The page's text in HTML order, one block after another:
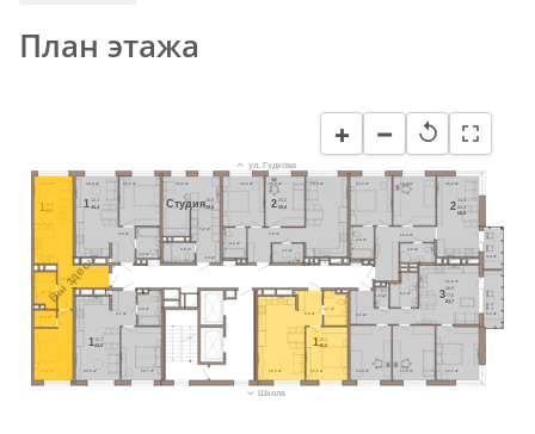
План этажа
+ − ↺
12,4 м² 11,8 м²
4,3 м²
19,9 м²
4,7 м²
13,1 м²
22,2 м²
5,0 м²
12,1 м²
4,4 м²
4,6 м²
19,3 м²
12,7 м²
13,6 м²
4,6 м²
4,8 м²
20,8 м²
4,7 м²
3,5 м²
7,9 м²
13,4 м² 13,8 м² 13,7 м²
12,2 м² 12,4 м² 20,2 м²
11,0 м²
21,0 м²
4,0 м²
6,1 м²
4,4 м²
4,6 м²
5,1 м²
9,0 м²
1,6 м²
20,3 м²
8,9 м²
5,6 м²
3,8 м²
15,6 м²
3,0 м²
1
12,7
43,0
1
13,6
49,7
1 12,1
40,4
Cтудия15,6
28,0
224,2
59,8
2
24,6
64,4
68,8
3
40,9
77,6
83,7
1
13,1
45,0
Вы здесь
ул. Гудкова
Школа